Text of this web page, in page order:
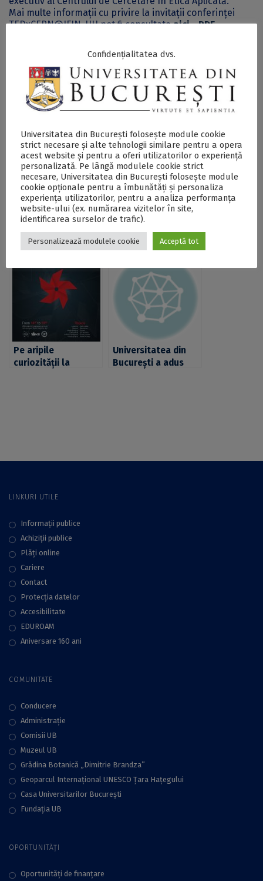
Mai multe informații cu privire la invitații conferinței
TEDxCERN@IFIN-HH pot fi consultateaici - PDF.
platformă pentru prezența online a unor invitați din
cadrul TEDxCERN de la Geneva.
Mai multe detalii despre conferința TEDxCERN@IFIN-HH
pot fi accesateaici.
Postări Asemănătoare:
HH toți ochii au fost
pe „Elefantul din
La TEDxCERN@IFIN-
HH toți ochii au fost
pe „Elefantul din
Pe aripile
curiozităţii la
Universitatea din
București a adus
LINKURI UTILE
Informații publice
Achiziții publice
Plăţi online
Cariere
Contact
Protecţia datelor
Accesibilitate
EDUROAM
Aniversare 160 ani
COMUNITATE
Conducere
Administraţie
Comisii UB
Muzeul UB
Grădina Botanică „Dimitrie Brandza”
Geoparcul Internațional UNESCO Țara Hațegului
Casa Universitarilor București
Fundaţia UB
OPORTUNITĂȚI
Oportunități de finanțare
Confidențialitatea dvs.
Universitatea din București folosește module cookie
strict necesare și alte tehnologii similare pentru a opera
acest website și pentru a oferi utilizatorilor o experiență
personalizată. Pe lângă modulele cookie strict
necesare, Universitatea din București folosește module
cookie opționale pentru a îmbunătăți și personaliza
experiența utilizatorilor, pentru a analiza performanța
website-ului (ex. numărarea vizitelor în site,
identificarea surselor de trafic).
Personalizează modulele cookie Acceptă tot